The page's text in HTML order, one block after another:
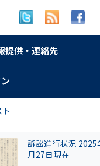
提供・連絡先
【和歌山自民】世
成氏が復党で 保守